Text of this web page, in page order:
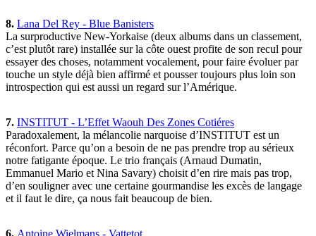
8. Lana Del Rey - Blue Banisters
La surproductive New-Yorkaise (deux albums dans un classement,
c’est plutôt rare) installée sur la côte ouest profite de son recul pour
essayer des choses, notamment vocalement, pour faire évoluer par
touche un style déjà bien affirmé et pousser toujours plus loin son
introspection qui est aussi un regard sur l’Amérique.
7. INSTITUT - L’Effet Waouh Des Zones Cotiéres
Paradoxalement, la mélancolie narquoise d’INSTITUT est un
réconfort. Parce qu’on a besoin de ne pas prendre trop au sérieux
notre fatigante époque. Le trio français (Arnaud Dumatin,
Emmanuel Mario et Nina Savary) choisit d’en rire mais pas trop,
d’en souligner avec une certaine gourmandise les excès de langage
et il faut le dire, ça nous fait beaucoup de bien.
6. Antoine Wielmans - Vattetot